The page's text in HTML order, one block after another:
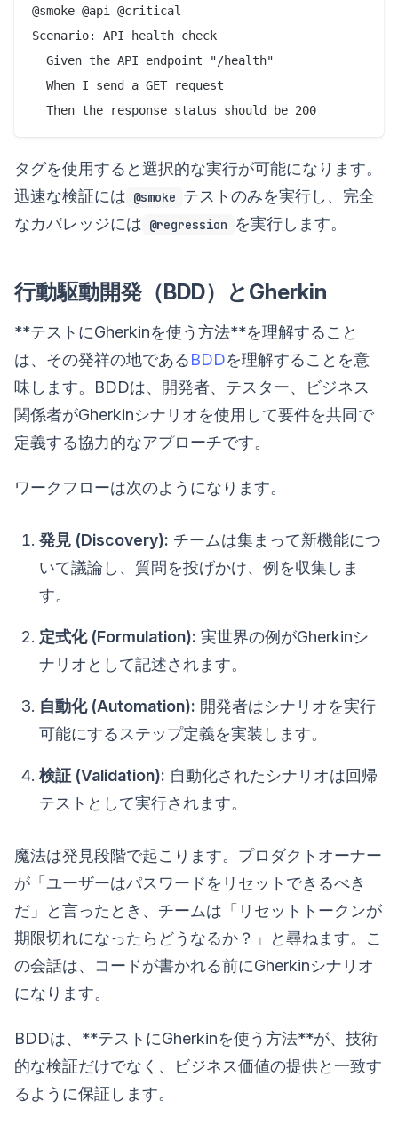
@smoke @api @critical
Scenario: API health check
  Given the API endpoint "/health"
  When I send a GET request
タグを使用すると選択的な実行が可能になります。
迅速な検証には @smoke テストのみを実行し、完全
なカバレッジには @regression を実行します。
行動駆動開発（BDD）とGherkin
**テストにGherkinを使う方法**を理解すること
は、その発祥の地であるBDDを理解することを意
味します。BDDは、開発者、テスター、ビジネス
関係者がGherkinシナリオを使用して要件を共同で
定義する協力的なアプローチです。
ワークフローは次のようになります。
発見 (Discovery): チームは集まって新機能につ
いて議論し、質問を投げかけ、例を収集しま
す。
定式化 (Formulation): 実世界の例がGherkinシ
ナリオとして記述されます。
自動化 (Automation): 開発者はシナリオを実行
可能にするステップ定義を実装します。
検証 (Validation): 自動化されたシナリオは回帰
テストとして実行されます。
魔法は発見段階で起こります。プロダクトオーナー
が「ユーザーはパスワードをリセットできるべき
だ」と言ったとき、チームは「リセットトークンが
期限切れになったらどうなるか？」と尋ねます。こ
の会話は、コードが書かれる前にGherkinシナリオ
になります。
BDDは、**テストにGherkinを使う方法**が、技術
的な検証だけでなく、ビジネス価値の提供と一致す
るように保証します。